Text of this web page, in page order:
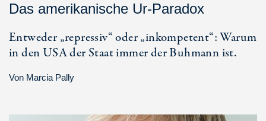
Das amerikanische Ur-Paradox
Entweder „repressiv“ oder „inkompetent“: Warum
in den USA der Staat immer der Buhmann ist.
Von Marcia Pally